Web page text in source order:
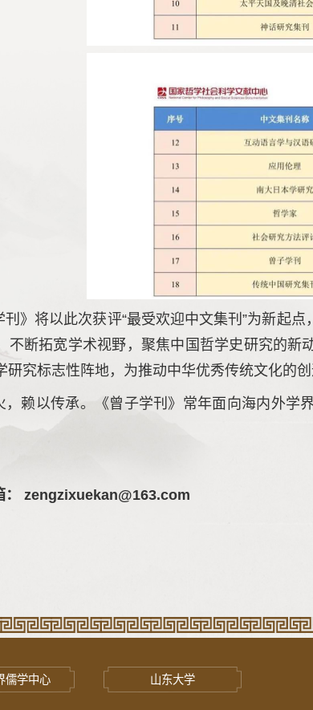
刊》将以此次获评“最受欢迎中文集刊”为新起
不断拓宽学术视野，聚焦中国哲学史研究的
研究标志性阵地，为推动中华优秀传统文化的
，赖以传承。《曾子学刊》常年面向海内外学
： zengzixuekan@163.com
儒学中心 山东大学